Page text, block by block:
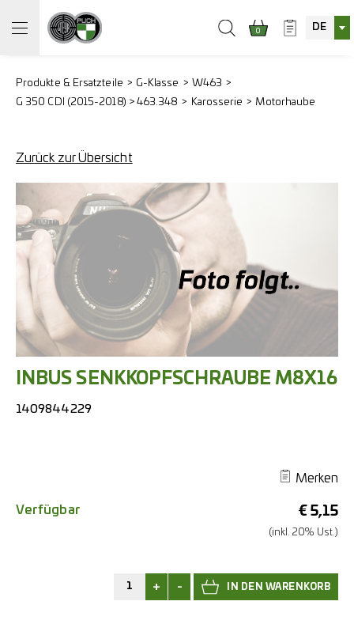
0 DE
Produkte & Ersatzteile G-Klasse
W463
G 350 CDI (2015-2018) > 463.348
Karosserie Motorhaube
Zurück zur Übersicht
INBUS SENKKOPFSCHRAUBE M8X16
1409844229
Merken
€ 5,15
(inkl. 20% Ust.)
Verfügbar
+ -